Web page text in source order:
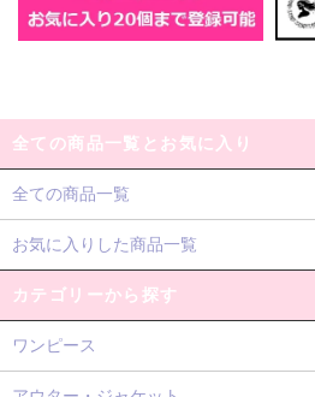
全ての商品一覧とお気に入り
全ての商品一覧
お気に入りした商品一覧
カテゴリーから探す
ワンピース